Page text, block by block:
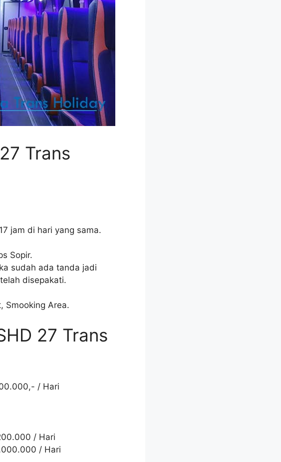
Trans
jam di hari yang sama.
Sopir.
sudah ada tanda jadi
disepakati.
Smooking Area.
27 Trans
/ Hari
/ Hari
/ Hari